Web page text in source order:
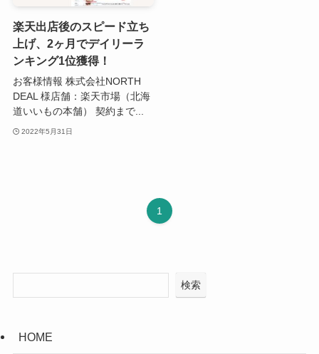
楽天出店後のスピード立ち
上げ、2ヶ月でデイリーラ
ンキング1位獲得！
お客様情報 株式会社NORTH
DEAL 様店舗：楽天市場（北海
道いいもの本舗） 契約まで...
2022年5月31日
1
検索
HOME